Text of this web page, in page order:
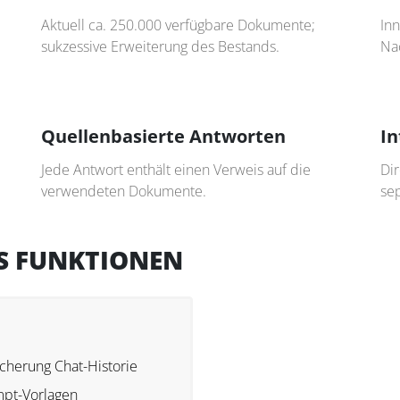
Aktuell ca. 250.000 verfügbare Dokumente;
sukzessive Erweiterung des Bestands.
Quellenbasierte Antworten
Jede Antwort enthält einen Verweis auf die
verwendeten Dokumente.
FUNKTIONEN
Chat-Historie
Vorlagen